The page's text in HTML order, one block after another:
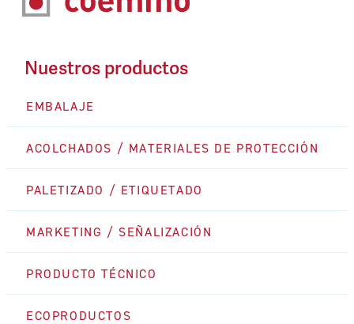
Nuestros productos
EMBALAJE
ACOLCHADOS / MATERIALES DE PROTECCIÓN
PALETIZADO / ETIQUETADO
MARKETING / SEÑALIZACIÓN
PRODUCTO TÉCNICO
ECOPRODUCTOS